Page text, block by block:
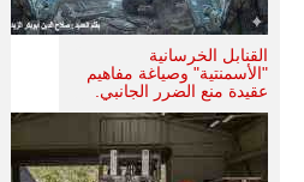
القنابل الخرسانية
"الأسمنتية" وصياغة مفاهيم
عقيدة منع الضرر الجانبي.